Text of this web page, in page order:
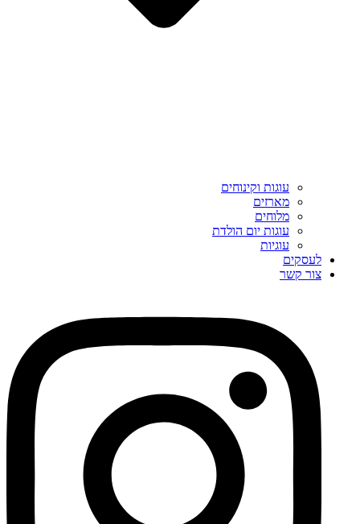
עוגות וקינוחים
מארזים
מלוחים
עוגות יום הולדת
עוגיות
לעסקים
צור קשר